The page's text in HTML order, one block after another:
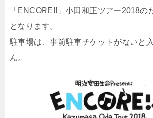
「ENCORE!!」小田和正ツアー2018の
となります。
駐車場は、事前駐車チケットがないと
ん。